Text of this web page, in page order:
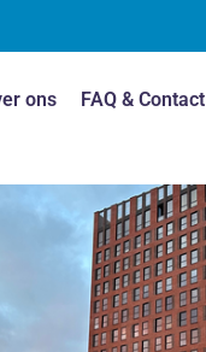
ons FAQ & Contact